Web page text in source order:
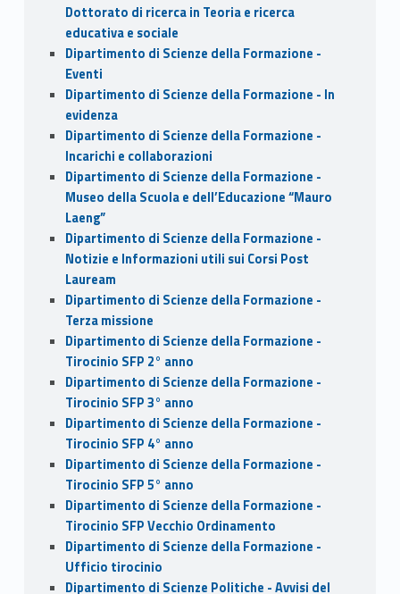
Dottorato di ricerca in Teoria e ricerca
educativa e sociale
Dipartimento di Scienze della Formazione -
Eventi
Dipartimento di Scienze della Formazione - In
evidenza
Dipartimento di Scienze della Formazione -
Incarichi e collaborazioni
Dipartimento di Scienze della Formazione -
Museo della Scuola e dell’Educazione “Mauro
Laeng”
Dipartimento di Scienze della Formazione -
Notizie e Informazioni utili sui Corsi Post
Lauream
Dipartimento di Scienze della Formazione -
Terza missione
Dipartimento di Scienze della Formazione -
Tirocinio SFP 2° anno
Dipartimento di Scienze della Formazione -
Tirocinio SFP 3° anno
Dipartimento di Scienze della Formazione -
Tirocinio SFP 4° anno
Dipartimento di Scienze della Formazione -
Tirocinio SFP 5° anno
Dipartimento di Scienze della Formazione -
Tirocinio SFP Vecchio Ordinamento
Dipartimento di Scienze della Formazione -
Ufficio tirocinio
Dipartimento di Scienze Politiche - Avvisi del